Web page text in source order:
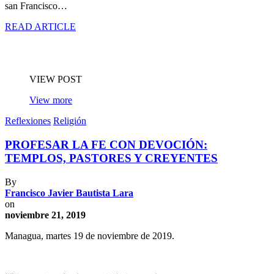
san Francisco…
READ ARTICLE
VIEW POST
View more
Reflexiones Religión
PROFESAR LA FE CON DEVOCIÓN:
TEMPLOS, PASTORES Y CREYENTES
By
Francisco Javier Bautista Lara
on
noviembre 21, 2019
Managua, martes 19 de noviembre de 2019.